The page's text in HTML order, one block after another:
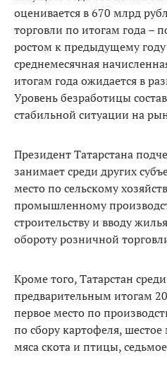
оценивается в 670 млрд
торговли по итогам года –
ростом к предыдущему году
среднемесячная
итогам года ожидается в
Уровень безработицы
стабильной ситуации на
Президент Татарстана
занимает среди других
место по сельскому
промышленному
строительству и вводу
обороту розничной
Кроме того, Татарстан
предварительным итогам
первое место по
по сбору картофеля,
мяса скота и птицы,